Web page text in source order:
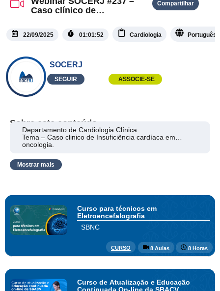
Caso clínico de
Oncologia.
Compartilhar
22/09/2025 01:01:52 Cardiologia Português
SOCERJ
SEGUIR ASSOCIE-SE
Sobre este conteúdo
Departamento de Cardiologia Clínica
Tema – Caso clinico de Insuficiência cardíaca em
oncologia.
Moderação: Dr. Vitor Navarro
Debatedores
Dra. Elisa Gripp
Mostrar mais
Curso para técnicos em
Eletroencefalografia
SBNC
CURSO 8 Aulas 8 Horas
Curso de Atualização e Educação